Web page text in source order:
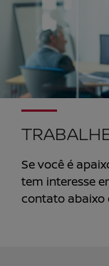
Se você é
tem interesse
contato abaixo